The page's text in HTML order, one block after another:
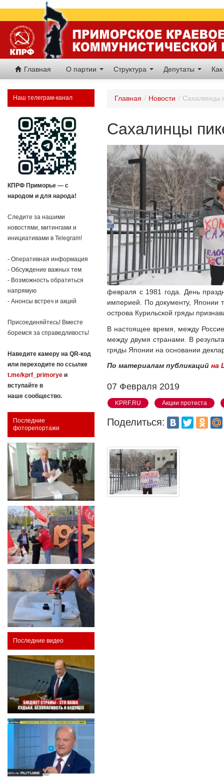
Главная О партии Структура Депутаты
Наш телеграм-канал
КПРФ Приморье — с
народом и для народа!
Следите за нашими
новостями, митингами и
инициативами в Telegram!
- Оперативная информация
- Обсуждение важных тем
- Возможность обратиться
напрямую
- Анонсы встреч и акций
Присоединяйтесь! Вместе
боремся за справедливость!
Наведите камеру на QR-код
или переходите по ссылке
t.me/kprf_primorye и
вступайте в
наше сообщество.
Последние
фоторепортажи
Последние видео
Главная / Новости / Сахалинцы
Сахалинцы
февраля с 1981 года. День
империей. По документу, Японии
острова Курильской гряды
В настоящее время, между
между двумя странами. В
гряды Японии на основании
По материалам публикацийна
07 Февраля 2019
KPRF.RU Акции протеста
Поделиться: